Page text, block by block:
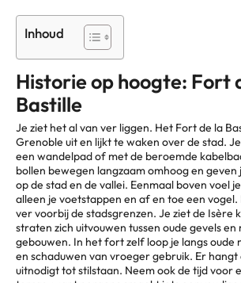
Inhoud
Historie op hoogte: Fort
Bastille
Je ziet het al van ver liggen. Het Fort de la
Grenoble uit en lijkt te waken over de stad.
een wandelpad of met de beroemde
bollen bewegen langzaam omhoog en
op de stad en de vallei. Eenmaal boven voel
alleen je voetstappen en af en toe een
ver voorbij de stadsgrenzen. Je ziet de Isère
straten zich uitvouwen tussen oude gevels en
gebouwen. In het fort zelf loop je langs oude
en schaduwen van vroeger gebruik. Er
uitnodigt tot stilstaan. Neem ook de tijd voor